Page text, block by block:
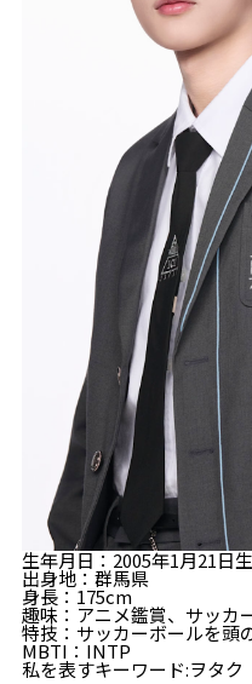
生年月日：2005年1月21日
出身地：群馬県
身長：175cm
趣味：アニメ鑑賞、サッカ
特技：サッカーボールを頭
MBTI：INTP
私を表すキーワード:ヲタク